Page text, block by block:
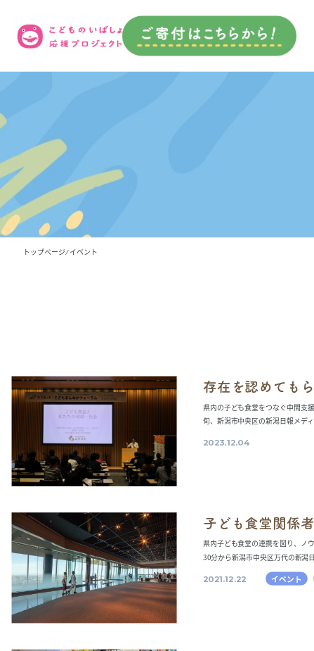
トップページ⁄ イベント
存在を認めても
県内の子ども食堂をつなぐ中間支
旬、新潟市中央区の新潟日報メデ
2023.12.04
子ども食堂関係
県内子ども食堂の連携を図り、ノ
30分から新潟市中央区万代の新潟
2021.12.22 イベント